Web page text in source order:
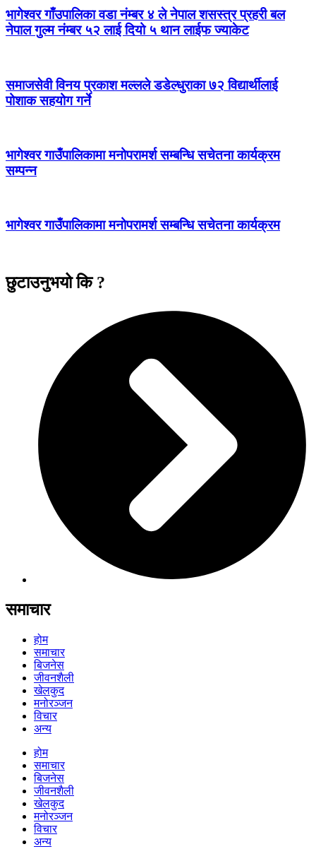
भागेश्वर गाँउपालिका वडा नंम्बर ४ ले नेपाल शसस्त्र प्रहरी बल
नेपाल गुल्म नंम्बर ५२ लाई दियो ५ थान लाईफ ज्याकेट
समाजसेवी विनय प्रकाश मल्लले डडेल्धुराका ७२ विद्यार्थीलाई
पोशाक सहयोग गर्ने
भागेश्वर गाउँपालिकामा मनोपरामर्श सम्बन्धि सचेतना कार्यक्रम
सम्पन्न
भागेश्वर गाउँपालिकामा मनोपरामर्श सम्बन्धि सचेतना कार्यक्रम
छुटाउनुभयो कि ?
समाचार
होम
समाचार
बिजनेस
जीवनशैली
खेलकुद
मनोरञ्जन
विचार
अन्य
होम
समाचार
बिजनेस
जीवनशैली
खेलकुद
मनोरञ्जन
विचार
अन्य